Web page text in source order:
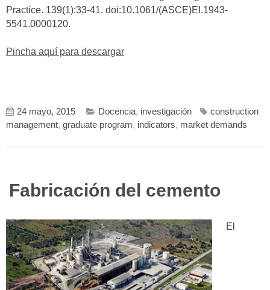
Practice. 139(1):33-41. doi:10.1061/(ASCE)EI.1943-
5541.0000120.
Pincha aquí para descargar
24 mayo, 2015 Docencia, investigación
construction
management, graduate program, indicators, market demands
Fabricación del cemento
El